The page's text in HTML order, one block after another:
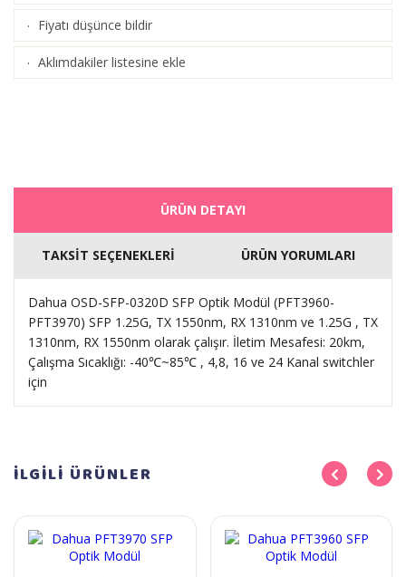
(Karşılaştır)
· Fiyatı düşünce bildir
· Aklımdakiler listesine ekle
ÜRÜN DETAYI
TAKSİT SEÇENEKLERİ ÜRÜN YORUMLARI
Dahua OSD-SFP-0320D SFP Optik Modül (PFT3960-
PFT3970) SFP 1.25G, TX 1550nm, RX 1310nm ve 1.25G , TX
1310nm, RX 1550nm olarak çalışır. İletim Mesafesi: 20km,
Çalışma Sıcaklığı: -40℃~85℃ , 4,8, 16 ve 24 Kanal switchler
için
İLGİLİ ÜRÜNLER